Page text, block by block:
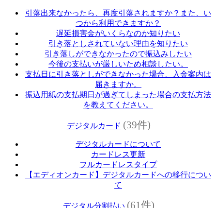
引落出来なかったら、再度引落されますか？また、い
つから利用できますか？
遅延損害金がいくらなのか知りたい
引き落としされていない理由を知りたい
引き落しができなかったので振込みしたい
今後の支払いが厳しいため相談したい。
支払日に引き落としができなかった場合、入金案内は
届きますか。
振込用紙の支払期日が過ぎてしまった場合の支払方法
を教えてください。
デジタルカード (39件)
デジタルカードについて
カードレス更新
フルカードレスタイプ
【エディオンカード】デジタルカードへの移行につい
て
デジタル分割払い (61件)